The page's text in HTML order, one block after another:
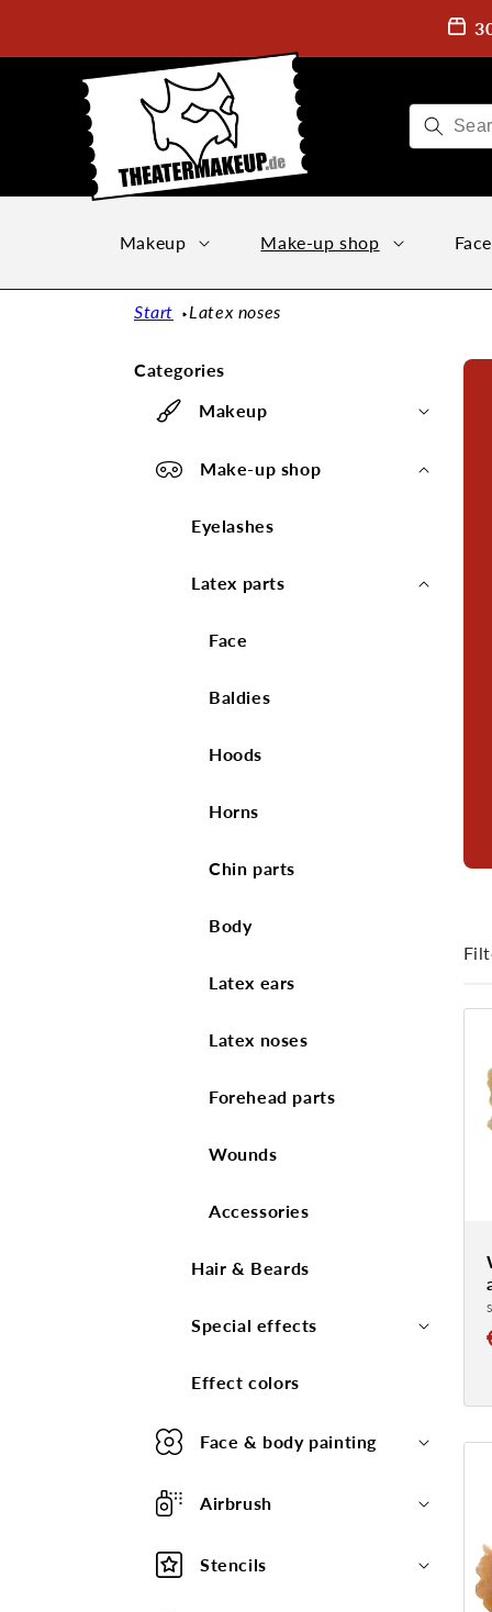
Makeup Make-up shop
Start Latex noses
Categories
Makeup
Make-up shop
Eyelashes
Latex parts
Face
Baldies
Hoods
Horns
Chin parts
Body
Latex ears
Latex noses
Forehead parts
Wounds
Accessories
Hair & Beards
Special effects
Effect colors
Face & body painting
Airbrush
Stencils